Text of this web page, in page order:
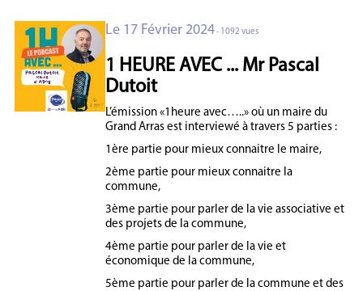
Le 17 Février 2024- 1092 vues
1 HEURE AVEC ... Mr Pascal
Dutoit
L’émission «1heure avec…..» où un maire du
Grand Arras est interviewé à travers 5 parties :
1ère partie pour mieux connaitre le maire,
2ème partie pour mieux connaitre la
commune,
3ème partie pour parler de la vie associative et
des projets de la commune,
4ème partie pour parler de la vie et
économique de la commune,
5ème partie pour parler de la commune et des